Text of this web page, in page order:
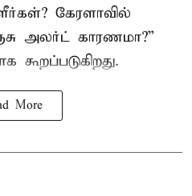
கேரளாவில்
அலர்ட் காரணமா?”
கூறப்படுகிறது.
More